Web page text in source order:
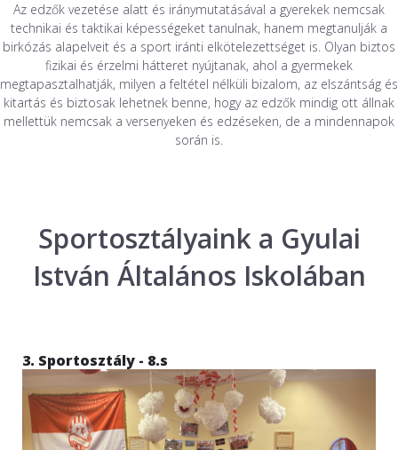
Az edzők vezetése alatt és iránymutatásával a gyerekek nemcsak
technikai és taktikai képességeket tanulnak, hanem megtanulják a
birkózás alapelveit és a sport iránti elkötelezettséget is. Olyan biztos
fizikai és érzelmi hátteret nyújtanak, ahol a gyermekek
megtapasztalhatják, milyen a feltétel nélküli bizalom, az elszántság és
kitartás és biztosak lehetnek benne, hogy az edzők mindig ott állnak
mellettük nemcsak a versenyeken és edzéseken, de a mindennapok
során is.
Sportosztályaink a Gyulai
István Általános Iskolában
3. Sportosztály - 8.s